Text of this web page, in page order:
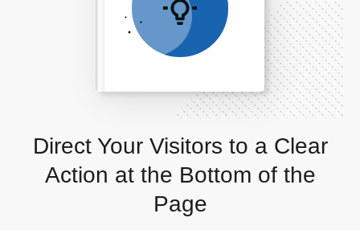
Direct Your Visitors to a Clear
Action at the Bottom of the
Page